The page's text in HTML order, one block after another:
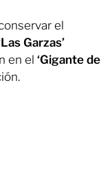
el
Garzas’
en el ‘Gigante de